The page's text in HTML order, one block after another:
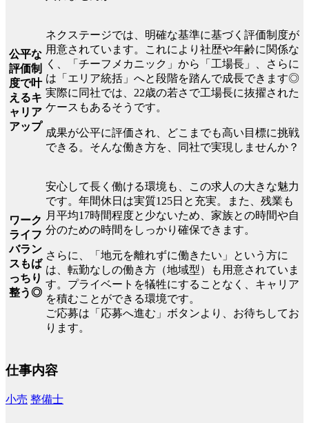
公平な
評価制
度で叶
えるキ
ャリア
アップ
ネクステージでは、明確な基準に基づく評価制度が
用意されています。これにより社歴や年齢に関係な
く、「チーフメカニック」から「工場長」、さらに
は「エリア統括」へと段階を踏んで成長できます◎
実際に同社では、22歳の若さで工場長に抜擢された
ケースもあるそうです。
成果が公平に評価され、どこまでも高い目標に挑戦
できる。そんな働き方を、同社で実現しませんか？
ワーク
ライフ
バラン
スもば
っちり
整う◎
安心して長く働ける環境も、この求人の大きな魅力
です。年間休日は実質125日と充実。また、残業も
月平均17時間程度と少ないため、家族との時間や自
分のための時間をしっかり確保できます。
さらに、「地元を離れずに働きたい」という方に
は、転勤なしの働き方（地域型）も用意されていま
す。プライベートを犠牲にすることなく、キャリア
を積むことができる環境です。
ご応募は「応募へ進む」ボタンより、お待ちしてお
ります。
仕事内容
小売 整備士